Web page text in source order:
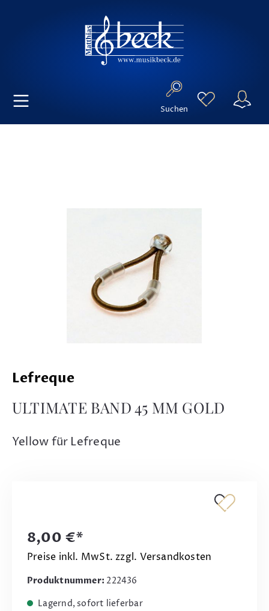
Suchen
Lefreque
ULTIMATE BAND 45 MM GOLD
Yellow für Lefreque
8,00 €*
Preise inkl. MwSt. zzgl. Versandkosten
Produktnummer: 222436
Lagernd, sofort lieferbar